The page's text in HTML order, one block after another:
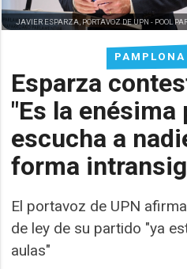
Esparza
"Es la enésima
escucha a
forma
El portavoz de UPN
de ley de su partido "ya
aulas"
JAVIER ESPARZA, PORTAVOZ DE UPN - POOL